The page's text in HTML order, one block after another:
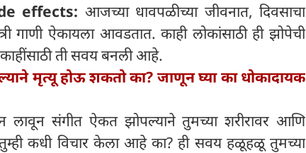
effects: आजच्या धावपळीच्या जीवनात, दिवसाचा
गाणी ऐकायला आवडतात. काही लोकांसाठी ही झोपेची
ती सवय बनली आहे.
मृत्यू होऊ शकतो का? जाणून घ्या का धोकादायक
लावून संगीत ऐकत झोपल्याने तुमच्या शरीरावर आणि
तुम्ही कधी विचार केला आहे का? ही सवय हळूहळू तुमच्या